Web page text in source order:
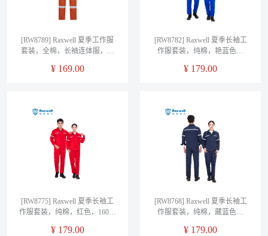
[RW8789] Raxwell 夏季工作服
套装，全棉，长袖连体服，桔
¥ 169.00
[RW8782] Raxwell 夏季长袖工
作服套装，纯棉，艳蓝色，
¥ 179.00
[RW8775] Raxwell 夏季长袖工
作服套装，纯棉，红色，160，
¥ 179.00
[RW8768] Raxwell 夏季长袖工
作服套装，纯棉，藏蓝色，
¥ 179.00